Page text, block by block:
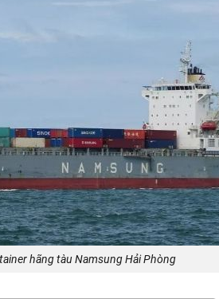
hãng tàu Namsung Hải Phòng